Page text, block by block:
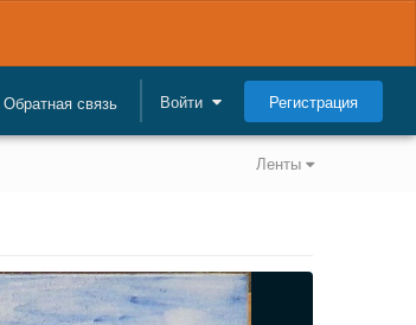
Обратная связь Войти Регистрация
Ленты